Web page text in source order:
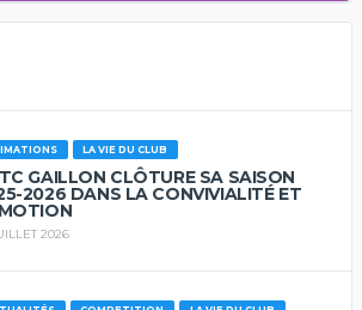
LA VIE DU CLUB
GAILLON CLÔTURE SA SAISON
2026 DANS LA CONVIVIALITÉ ET
2026